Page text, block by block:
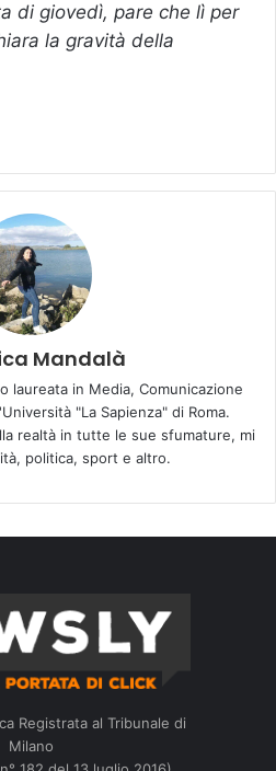
di giovedì, pare che lì per
la gravità della
Mandalà
laureata in Media, Comunicazione
"La Sapienza" di Roma.
realtà in tutte le sue sfumature, mi
politica, sport e altro.
Registrata al Tribunale di
Milano